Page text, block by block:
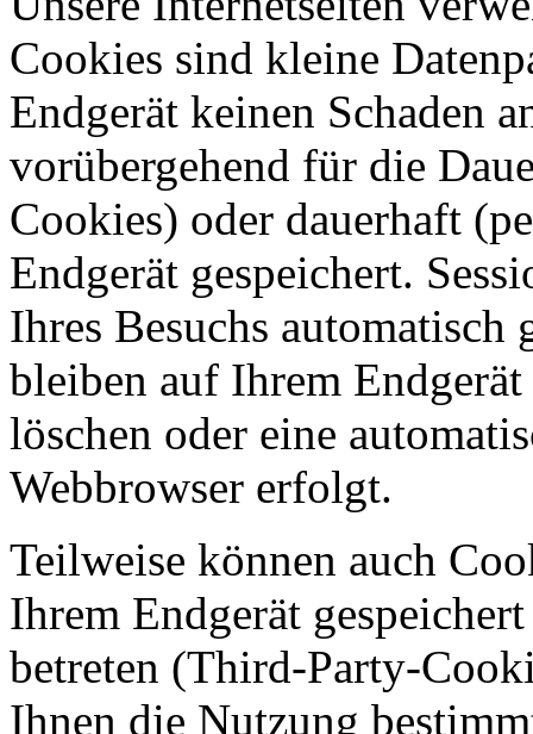
Cookies sind kleine
Endgerät keinen Schaden
vorübergehend für die
Cookies) oder dauerhaft
Endgerät gespeichert.
Ihres Besuchs automatisch
bleiben auf Ihrem
löschen oder eine
Webbrowser erfolgt.
Teilweise können auch
Ihrem Endgerät
betreten (Third-Party-
Ihnen die Nutzung